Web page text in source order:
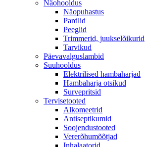
Näohooldus
Näopuhastus
Pardlid
Peeglid
Trimmerid, juukselõikurid
Tarvikud
Päevavalguslambid
Suuhooldus
Elektrilised hambaharjad
Hambaharja otsikud
Survepritsid
Tervisetooted
Alkomeetrid
Antiseptikumid
Soojendustooted
Vererõhumõõtjad